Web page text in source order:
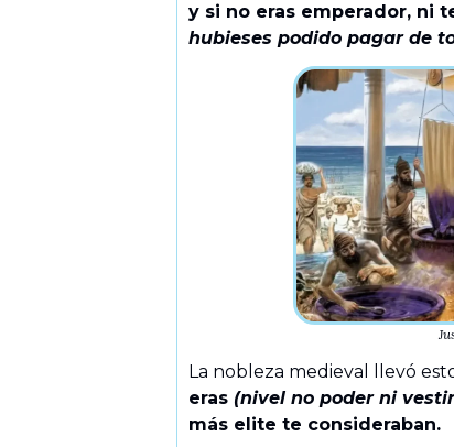
y si no eras emperador, ni
hubieses podido pagar de
La nobleza medieval llevó
eras (nivel no poder ni
más elite te consideraban.